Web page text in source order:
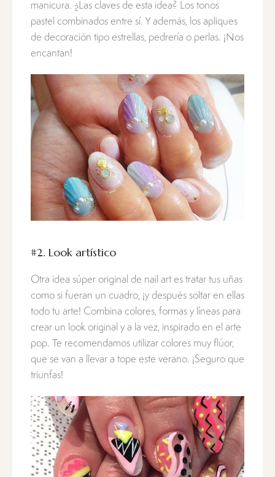
manicura. ¿Las claves de esta idea? Los tonos
pastel combinados entre sí. Y además, los apliques
de decoración tipo estrellas, pedrería o perlas. ¡Nos
encantan!
#2. Look artístico
Otra idea súper original de nail art es tratar tus uñas
como si fueran un cuadro, ¡y después soltar en ellas
todo tu arte! Combina colores, formas y líneas para
crear un look original y a la vez, inspirado en el arte
pop. Te recomendamos utilizar colores muy flúor,
que se van a llevar a tope este verano. ¡Seguro que
triunfas!